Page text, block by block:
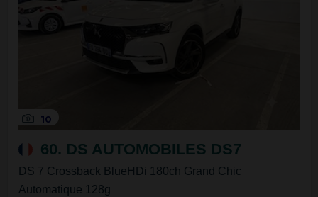
10
60. DS AUTOMOBILES DS7
DS 7 Crossback BlueHDi 180ch Grand Chic
Automatique 128g